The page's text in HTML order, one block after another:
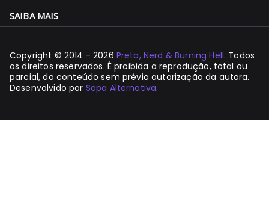
SAIBA MAIS
Copyright © 2014 - 2026 Preta, Nerd & Burning Hell. Todos
os direitos reservados. É proibida a reprodução, total ou
parcial, do conteúdo sem prévia autorização da autora.
Desenvolvido por Sopa Alternativa.